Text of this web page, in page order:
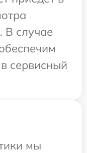
В случае
сервисный
мы